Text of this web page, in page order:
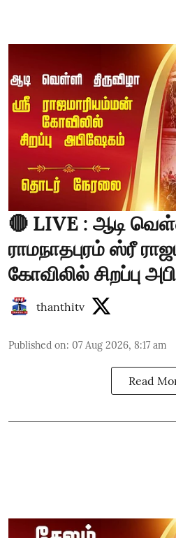
🔴 LIVE : ஆடி
ராமநாதபுரம் ஸ்ரீ
கோவிலில் சிறப்பு
thanthitv
Published on: 07 Aug 2026, 8:17 am
Read